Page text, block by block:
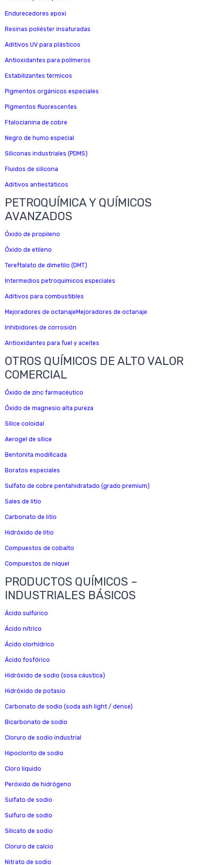
Endurecedores epoxi
Resinas poliéster insaturadas
Aditivos UV para plásticos
Antioxidantes para polímeros
Estabilizantes térmicos
Pigmentos orgánicos especiales
Pigmentos fluorescentes
Ftalocianina de cobre
Negro de humo especial
Siliconas industriales (PDMS)
Fluidos de silicona
Aditivos antiestáticos
PETROQUÍMICA Y QUÍMICOS
AVANZADOS
Óxido de propileno
Óxido de etileno
Tereftalato de dimetilo (DMT)
Intermedios petroquímicos especiales
Aditivos para combustibles
Mejoradores de octanajeMejoradores de octanaje
Inhibidores de corrosión
Antioxidantes para fuel y aceites
OTROS QUÍMICOS DE ALTO VALOR
COMERCIAL
Óxido de zinc farmacéutico
Óxido de magnesio alta pureza
Sílice coloidal
Aerogel de sílice
Bentonita modificada
Boratos especiales
Sulfato de cobre pentahidratado (grado premium)
Sales de litio
Carbonato de litio
Hidróxido de litio
Compuestos de cobalto
Compuestos de níquel
PRODUCTOS QUÍMICOS –
INDUSTRIALES BÁSICOS
Ácido sulfúrico
Ácido nítrico
Ácido clorhídrico
Ácido fosfórico
Hidróxido de sodio (sosa cáustica)
Hidróxido de potasio
Carbonato de sodio (soda ash light / dense)
Bicarbonato de sodio
Cloruro de sodio industrial
Hipoclorito de sodio
Cloro líquido
Peróxido de hidrógeno
Sulfato de sodio
Sulfuro de sodio
Silicato de sodio
Cloruro de calcio
Nitrato de sodio